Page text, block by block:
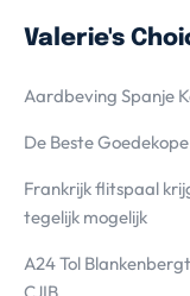
Valerie's
Aardbeving Spanje
De Beste
Frankrijk flitspaal
tegelijk mogelijk
A24 Tol